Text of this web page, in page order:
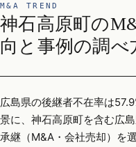
M&A TREND
神石高原町の
向と事例の調べ
広島県の後継者不在率は
景に、神石高原町を含む広
承継（M&A・会社売却）を